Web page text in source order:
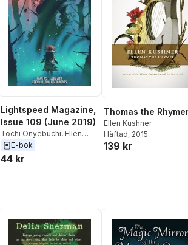
Lightspeed Magazine,
Issue 109 (June 2019)
Tochi Onyebuchi, Ellen
Kushner,
Yoon Ha Lee
E-bok
44 kr
Thomas the
Ellen Kushner
Häftad, 2015
139 kr